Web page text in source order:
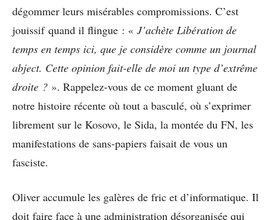
dégommer leurs misérables compromissions. C’est
jouissif quand il flingue : « J’achète Libération de
temps en temps ici, que je considère comme un journal
abject. Cette opinion fait-elle de moi un type d’extrême
droite ? ». Rappelez-vous de ce moment gluant de
notre histoire récente où tout a basculé, où s’exprimer
librement sur le Kosovo, le Sida, la montée du FN, les
manifestations de sans-papiers faisait de vous un
fasciste.
Oliver accumule les galères de fric et d’informatique. Il
doit faire face à une administration désorganisée qui